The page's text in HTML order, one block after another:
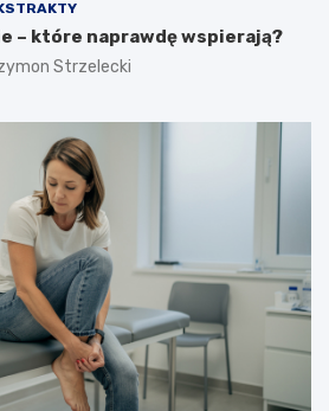
– które naprawdę wspierają?
Strzelecki